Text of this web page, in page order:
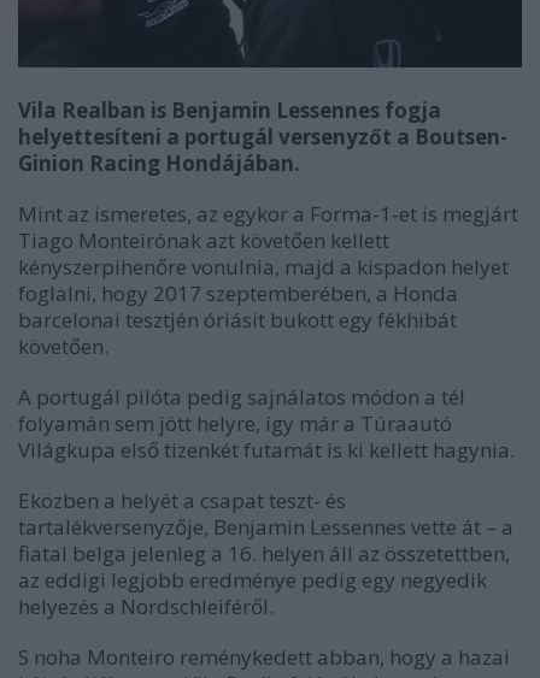
Vila Realban is Benjamin Lessennes fogja
helyettesíteni a portugál versenyzőt a Boutsen-
Ginion Racing Hondájában.
Mint az ismeretes, az egykor a Forma-1-et is megjárt
Tiago Monteirónak azt követően kellett
kényszerpihenőre vonulnia, majd a kispadon helyet
foglalni, hogy 2017 szeptemberében, a Honda
barcelonai tesztjén óriásit bukott egy fékhibát
követően.
A portugál pilóta pedig sajnálatos módon a tél
folyamán sem jött helyre, így már a Túraautó
Világkupa első tizenkét futamát is ki kellett hagynia.
Eközben a helyét a csapat teszt- és
tartalékversenyzője, Benjamin Lessennes vette át – a
fiatal belga jelenleg a 16. helyen áll az összetettben,
az eddigi legjobb eredménye pedig egy negyedik
helyezés a Nordschleiféről.
S noha Monteiro reménykedett abban, hogy a hazai